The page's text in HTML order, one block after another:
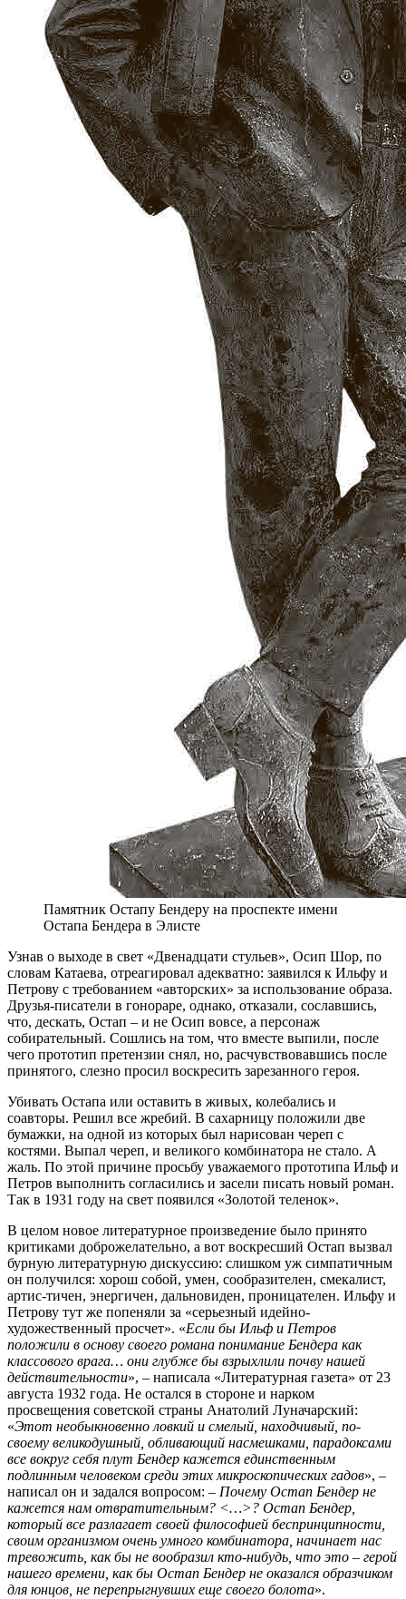
Памятник Остапу Бендеру на проспекте имени
Остапа Бендера в Элисте
Узнав о выходе в свет «Двенадцати стульев», Осип Шор, по
словам Катаева, отреагировал адекватно: заявился к Ильфу и
Петрову с требованием «авторских» за использование образа.
Друзья-писатели в гонораре, однако, отказали, сославшись,
что, дескать, Остап – и не Осип вовсе, а персонаж
собирательный. Сошлись на том, что вместе выпили, после
чего прототип претензии снял, но, расчувствовавшись после
принятого, слезно просил воскресить зарезанного героя.
Убивать Остапа или оставить в живых, колебались и
соавторы. Решил все жребий. В сахарницу положили две
бумажки, на одной из которых был нарисован череп с
костями. Выпал череп, и великого комбинатора не стало. А
жаль. По этой причине просьбу уважаемого прототипа Ильф и
Петров выполнить согласились и засели писать новый роман.
Так в 1931 году на свет появился «Золотой теленок».
В целом новое литературное произведение было принято
критиками доброжелательно, а вот воскресший Остап вызвал
бурную литературную дискуссию: слишком уж симпатичным
он получился: хорош собой, умен, сообразителен, смекалист,
артис-тичен, энергичен, дальновиден, проницателен. Ильфу и
Петрову тут же попеняли за «серьезный идейно-
художественный просчет». «Если бы Ильф и Петров
положили в основу своего романа понимание Бендера как
классового врага… они глубже бы взрыхлили почву нашей
действительности», – написала «Литературная газета» от 23
августа 1932 года. Не остался в стороне и нарком
просвещения советской страны Анатолий Луначарский:
«Этот необыкновенно ловкий и смелый, находчивый, по-
своему великодушный, обливающий насмешками, парадоксами
все вокруг себя плут Бендер кажется единственным
подлинным человеком среди этих микроскопических гадов», –
написал он и задался вопросом: – Почему Остап Бендер не
кажется нам отвратительным? <…>? Остап Бендер,
который все разлагает своей философией беспринципности,
своим организмом очень умного комбинатора, начинает нас
тревожить, как бы не вообразил кто-нибудь, что это – герой
нашего времени, как бы Остап Бендер не оказался образчиком
для юнцов, не перепрыгнувших еще своего болота».